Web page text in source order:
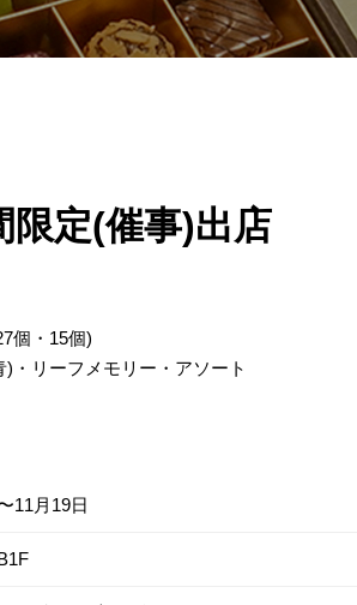
定(催事)出店
個・15個)
リーフメモリー・アソート
11月19日